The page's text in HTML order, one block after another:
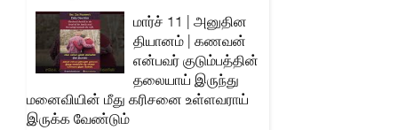
மார்ச் 11 | அனுதின
தியானம் | கணவன்
என்பவர் குடும்பத்தின்
தலையாய் இருந்து
மனைவியின் மீது கரிசனை உள்ளவராய்
இருக்க வேண்டும்